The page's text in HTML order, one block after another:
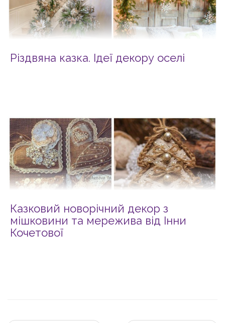
Різдвяна казка. Ідеї декору оселі
Казковий новорічний декор з
мішковини та мережива від Інни
Кочетової